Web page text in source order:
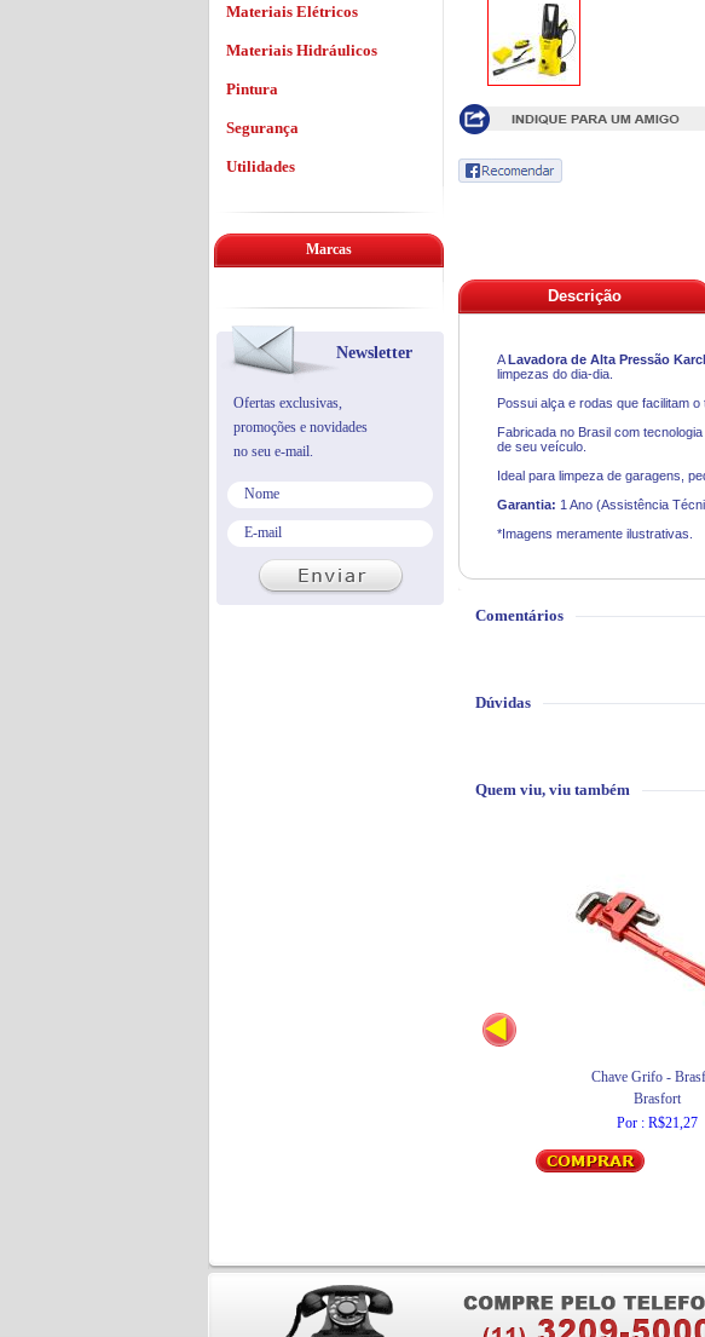
Descrição
ALavadora de Alta Pressão
limpezas do dia-dia.
Possui alça e rodas que facilitam
Fabricada no Brasil com
de seu veículo.
Ideal para limpeza de garagens,
Garantia: 1 Ano (Assistência
*Imagens meramente ilustrativas.
Comentários
Dúvidas
Quem viu, viu também
Chave Grifo -
Brasfort
Por : R$21,27
Materiais Elétricos
Materiais Hidráulicos
Pintura
Segurança
Utilidades
Marcas
Newsletter
Ofertas exclusivas,
promoções e novidades
no seu e-mail.